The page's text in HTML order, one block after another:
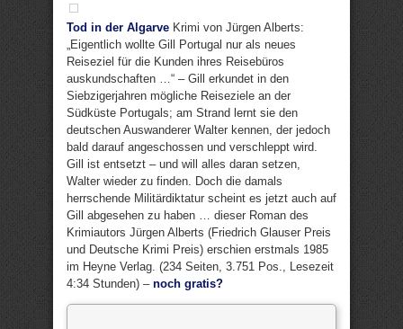
Tod in der Algarve Krimi von Jürgen Alberts:
„Eigentlich wollte Gill Portugal nur als neues
Reiseziel für die Kunden ihres Reisebüros
auskundschaften …“ – Gill erkundet in den
Siebzigerjahren mögliche Reiseziele an der
Südküste Portugals; am Strand lernt sie den
deutschen Auswanderer Walter kennen, der jedoch
bald darauf angeschossen und verschleppt wird.
Gill ist entsetzt – und will alles daran setzen,
Walter wieder zu finden. Doch die damals
herrschende Militärdiktatur scheint es jetzt auch auf
Gill abgesehen zu haben … dieser Roman des
Krimiautors Jürgen Alberts (Friedrich Glauser Preis
und Deutsche Krimi Preis) erschien erstmals 1985
im Heyne Verlag. (234 Seiten, 3.751 Pos., Lesezeit
4:34 Stunden) – noch gratis?